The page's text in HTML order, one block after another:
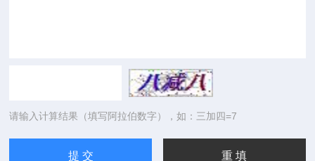
请输入计算结果（填写阿拉伯数字），如：三加四=7